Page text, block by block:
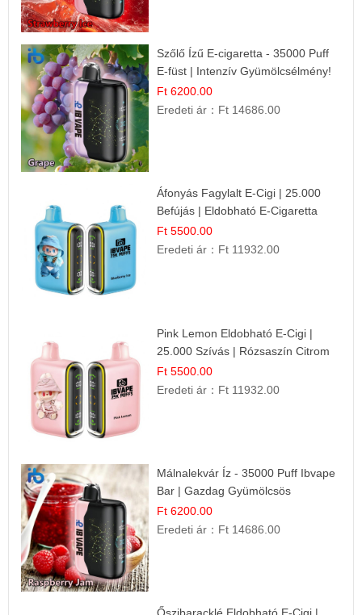
Szőlő Ízű E-cigaretta - 35000 Puff
E-füst | Intenzív Gyümölcsélmény!
Ft 6200.00
Eredeti ár： Ft 14686.00
Áfonyás Fagylalt E-Cigi | 25.000
Befújás | Eldobható E-Cigaretta
Ft 5500.00
Eredeti ár： Ft 11932.00
Pink Lemon Eldobható E-Cigi |
25.000 Szívás | Rózsaszín Citrom
Íz
Ft 5500.00
Eredeti ár： Ft 11932.00
Málnalekvár Íz - 35000 Puff Ibvape
Bar | Gazdag Gyümölcsös
Ízélmény!
Ft 6200.00
Eredeti ár： Ft 14686.00